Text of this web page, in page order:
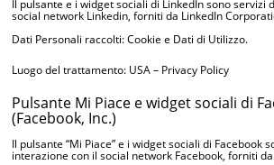
Il pulsante e i widget sociali di LinkedIn sono servizi
social network Linkedin, forniti da LinkedIn
Dati Personali raccolti: Cookie e Dati di Utilizzo.
Luogo del trattamento: USA – Privacy Policy
Pulsante Mi Piace e widget sociali di
(Facebook, Inc.)
Il pulsante “Mi Piace” e i widget sociali di Facebook
interazione con il social network Facebook, forniti